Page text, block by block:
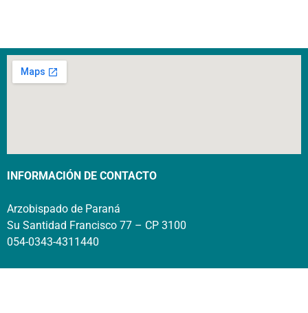
INFORMACIÓN DE CONTACTO
Arzobispado de Paraná
Su Santidad Francisco 77 – CP 3100
054-0343-4311440